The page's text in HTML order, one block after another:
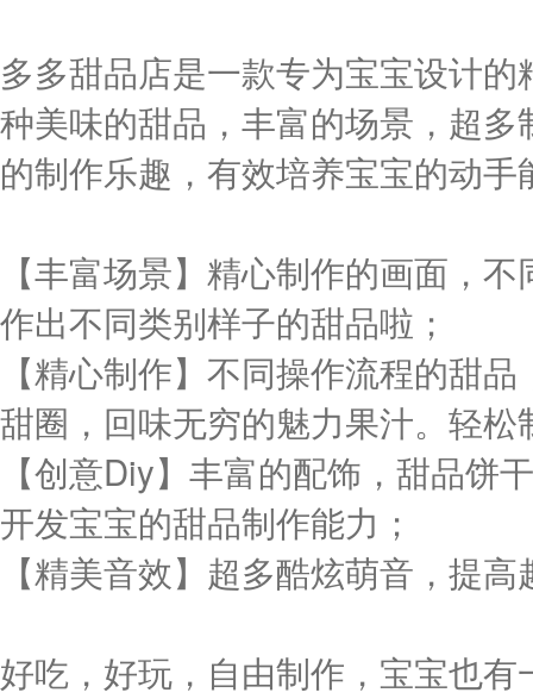
多多甜品店是一款专为宝宝设计
种美味的甜品，丰富的场景，超
的制作乐趣，有效培养宝宝的动
【丰富场景】精心制作的画面，
作出不同类别样子的甜品啦；
【精心制作】不同操作流程的甜
甜圈，回味无穷的魅力果汁。轻
【创意Diy】丰富的配饰，甜品
开发宝宝的甜品制作能力；
【精美音效】超多酷炫萌音，提高
好吃，好玩，自由制作，宝宝也